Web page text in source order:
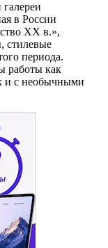
в России
ХХ в.»,
стилевые
периода.
работы как
и с необычными